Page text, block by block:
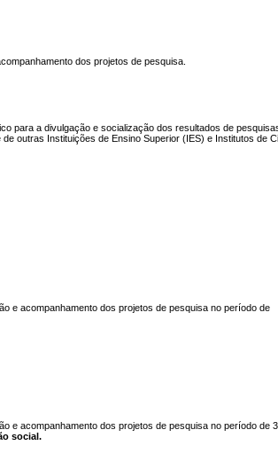
dos projetos de pesquisa.
para a divulgação e socialização dos resultados de
outras Instituições de Ensino Superior (IES) e Institutos de
e acompanhamento dos projetos de pesquisa no período de
e acompanhamento dos projetos de pesquisa no período de
social.